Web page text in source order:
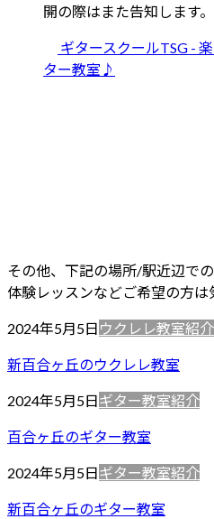
開の際はまた告知します
ギタースクールTSG -
ター教室♪
その他、下記の場所/駅近辺で
体験レッスンなどご希望の方は
2024年5月5日 ウクレレ教室紹介
新百合ヶ丘のウクレレ教室
2024年5月5日ギター教室紹介
百合ヶ丘のギター教室
2024年5月5日ギター教室紹介
新百合ヶ丘のギター教室